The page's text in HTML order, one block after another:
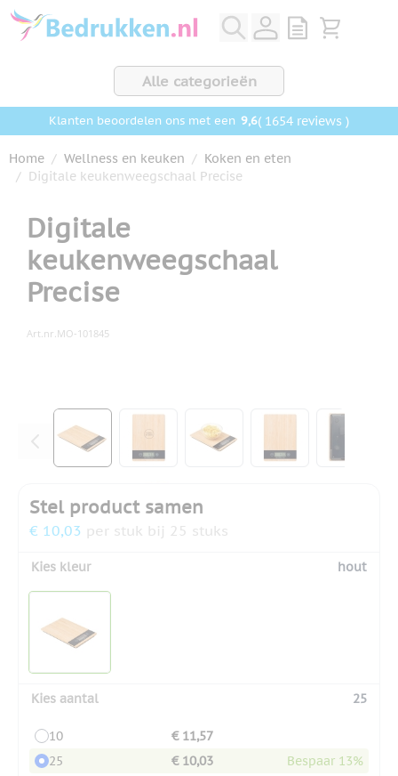
Ga naar de inhoud
View quote,
Bekijk
Alle categorieën
Klanten beoordelen ons met een 9,6( 1654 reviews )
Home / Wellness en keuken / Koken en eten
/ Digitale keukenweegschaal Precise
Digitale
keukenweegschaal
Precise
Art.nr. MO-101845
View larger imageView larger imageView larger image
View larger
Stel product samen
€ 10,03 per stuk bij 25 stuks
Kies kleur hout
Kies aantal 25
10
€ 11,57
25
€ 10,03
Bespaar 13%